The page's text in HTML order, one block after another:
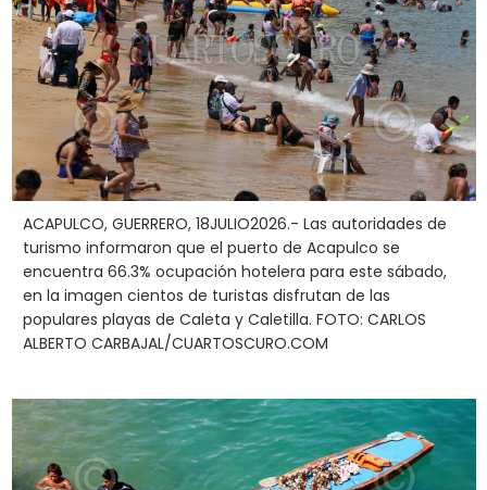
ACAPULCO, GUERRERO, 18JULIO2026.- Las autoridades de
turismo informaron que el puerto de Acapulco se
encuentra 66.3% ocupación hotelera para este sábado,
en la imagen cientos de turistas disfrutan de las
populares playas de Caleta y Caletilla. FOTO: CARLOS
ALBERTO CARBAJAL/CUARTOSCURO.COM